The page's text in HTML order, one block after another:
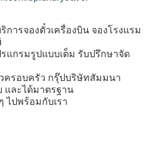
การจองตั๋วเครื่องบิน จองโรงแรม
แกรมรูปแบบเต็ม รับปรึกษาจัด
ครอบครัว กรุ๊ปบริษัทสัมมนา
และได้มาตรฐาน
ไปพร้อมกับเรา